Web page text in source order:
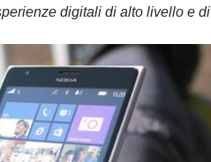
digitali di alto livello e di